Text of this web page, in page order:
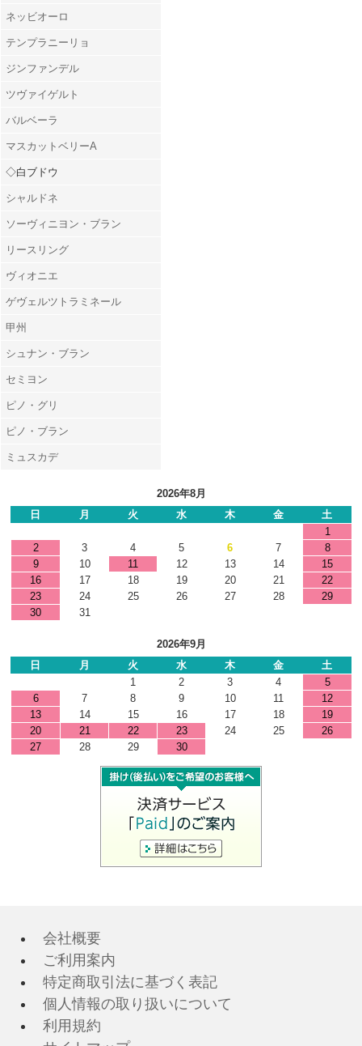
ネッビオーロ
テンプラニーリョ
ジンファンデル
ツヴァイゲルト
バルベーラ
マスカットベリーA
◇白ブドウ
シャルドネ
ソーヴィニヨン・ブラン
リースリング
ヴィオニエ
ゲヴェルツトラミネール
甲州
シュナン・ブラン
セミヨン
ピノ・グリ
ピノ・ブラン
ミュスカデ
2026年8月
日
月 火 水 木 金
土
1
2
3 4 5 6 7
8
9
10 11 12 13 14
15
16
17 18 19 20 21
22
23
24 25 26 27 28
29
30
31
2026年9月
日
月 火 水 木 金
土
1
2 3 4
5
6
7 8 9 10 11
12
13
14 15 16 17 18
19
20
21 22 23 24 25
26
27
28 29 30
会社概要
ご利用案内
特定商取引法に基づく表記
個人情報の取り扱いについて
利用規約